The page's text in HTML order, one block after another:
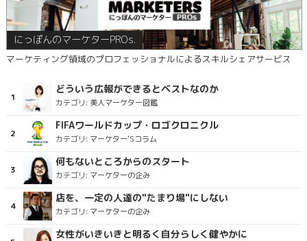
にっぽんのマーケターPROs.
マーケティング領域のプロフェッショナルによるスキルシェアサービス
どういう広報ができるとベストなのか
カテゴリ: 美人マーケター図鑑
FIFAワールドカップ・ロゴクロニクル
カテゴリ: マーケター’Sコラム
何もないところからのスタート
カテゴリ: マーケターの企み
店を、一定の人達の"たまり場"にしない
カテゴリ: マーケターの企み
女性がいきいきと明るく自分らしく健やかに